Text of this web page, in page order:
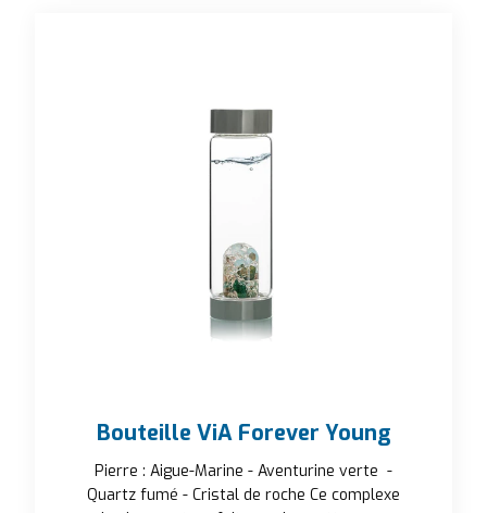
Bouteille ViA Forever Young
Pierre : Aigue-Marine - Aventurine verte -
Quartz fumé - Cristal de roche Ce complexe